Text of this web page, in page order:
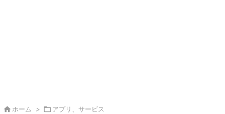
 ホーム > アプリ、サービス